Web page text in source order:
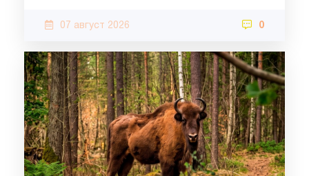
07 август 2026 0